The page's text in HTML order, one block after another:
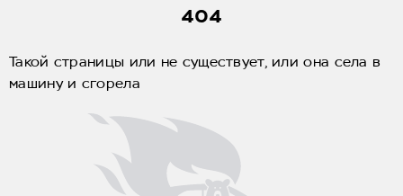
404
Такой страницы или не существует, или она села в
машину и сгорела